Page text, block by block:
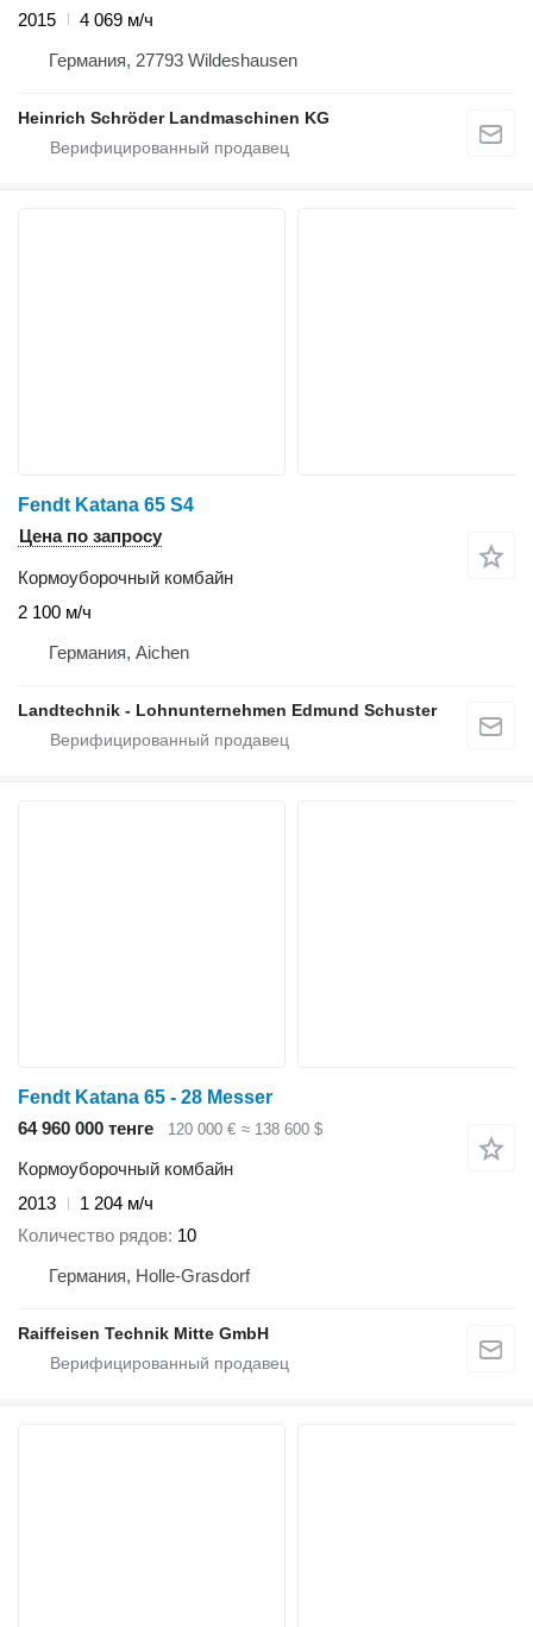
2015
4 069 м/ч
Германия, 27793 Wildeshausen
Heinrich Schröder Landmaschinen KG
Fendt Katana 65 S4
Цена по запросу
Кормоуборочный комбайн
2 100 м/ч
Германия, Aichen
Landtechnik - Lohnunternehmen Edmund Schuster
Fendt Katana 65 - 28 Messer
64 960 000 тенге
120 000 € ≈ 138 600 $
Кормоуборочный комбайн
2013
1 204 м/ч
Количество рядов 10
Германия, Holle-Grasdorf
Raiffeisen Technik Mitte GmbH